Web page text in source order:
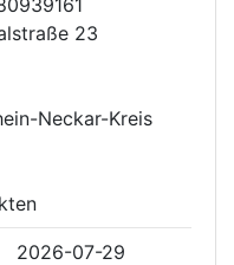
23
Neckar-Kreis
2026-07-29